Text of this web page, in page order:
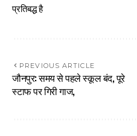
प्रतिबद्ध है
PREVIOUS ARTICLE
जौनपुर: समय से पहले स्कूल बंद, पूरे
स्टाफ पर गिरी गाज,